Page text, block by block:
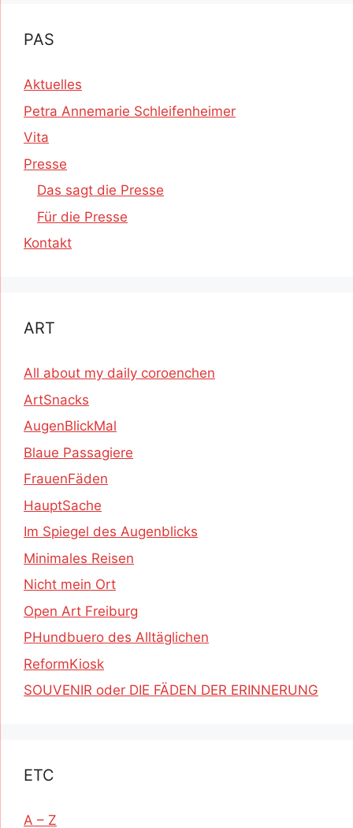
PAS
Aktuelles
Petra Annemarie Schleifenheimer
Vita
Presse
Das sagt die Presse
Für die Presse
Kontakt
ART
All about my daily coroenchen
ArtSnacks
AugenBlickMal
Blaue Passagiere
FrauenFäden
HauptSache
Im Spiegel des Augenblicks
Minimales Reisen
Nicht mein Ort
Open Art Freiburg
PHundbuero des Alltäglichen
ReformKiosk
SOUVENIR oder DIE FÄDEN DER ERINNERUNG
ETC
A – Z